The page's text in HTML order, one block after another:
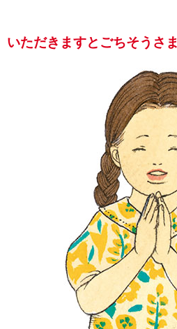
いただきますとごちそうさま